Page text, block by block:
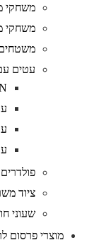
משחקי
משחקי
משטחים
עטים
ציוד
שעוני
מוצרי פרסום